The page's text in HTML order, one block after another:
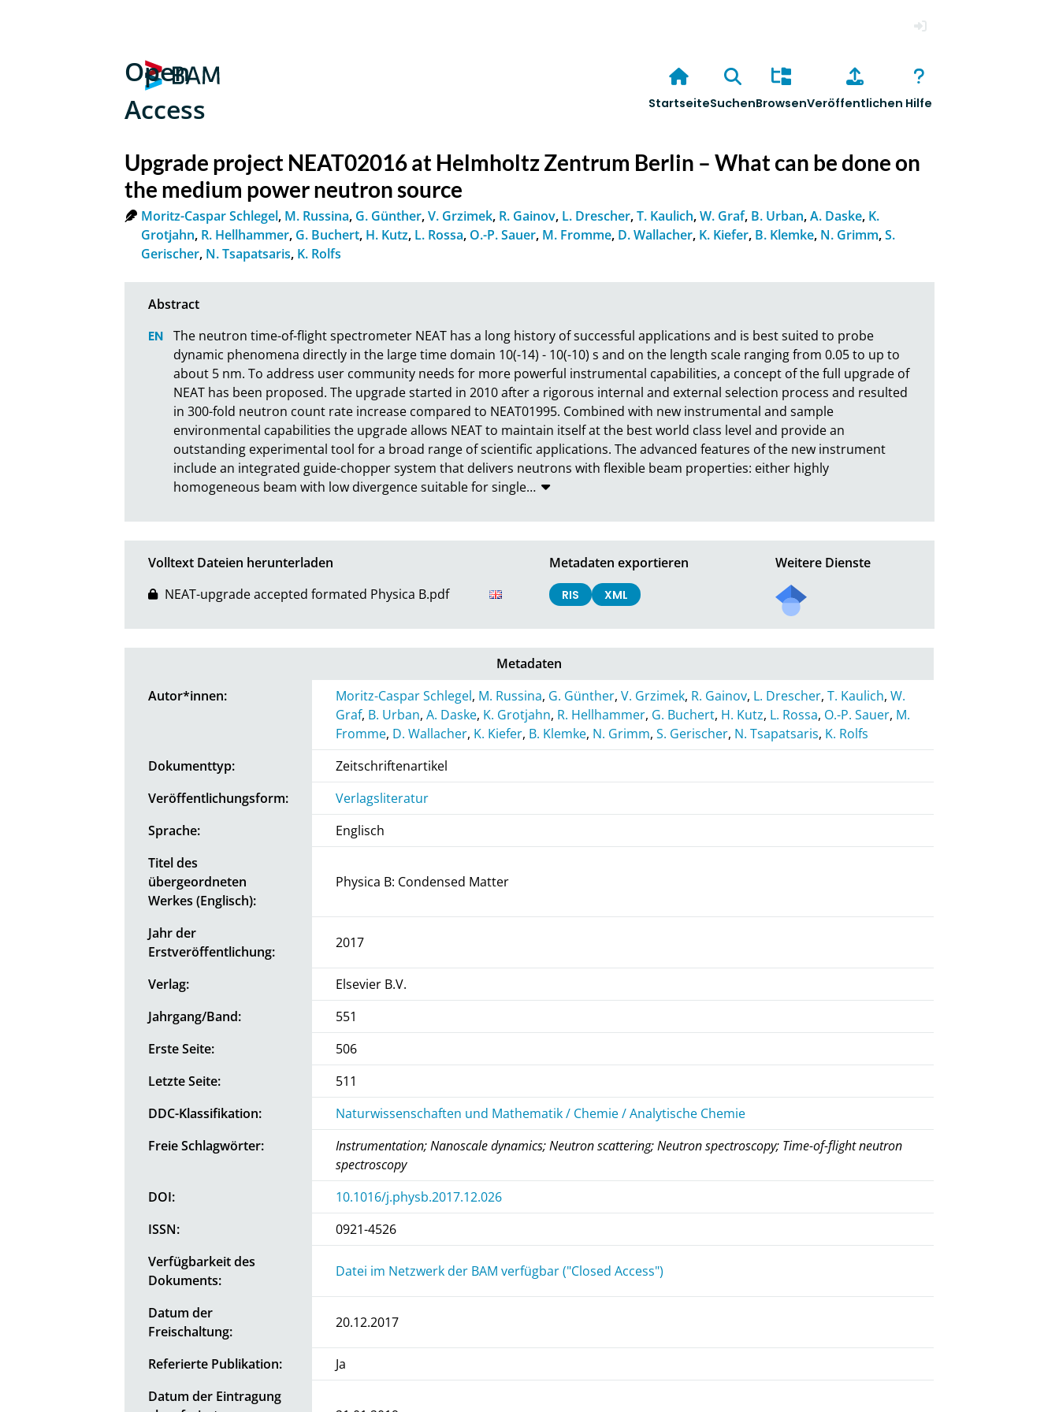
Open
Access
StartseiteSuchenBrowsenVeröffentlichen Hilfe
Upgrade project NEAT02016 at Helmholtz Zentrum Berlin – What can be done on
the medium power neutron source
Moritz-Caspar Schlegel, M. Russina, G. Günther,V. Grzimek, R. Gainov, L. Drescher,T. Kaulich,W. Graf, B. Urban,A. Daske, K.
Grotjahn, R. Hellhammer, G. Buchert, H. Kutz, L. Rossa, O.-P. Sauer, M. Fromme, D. Wallacher, K. Kiefer, B. Klemke, N. Grimm,S.
Gerischer, N. Tsapatsaris, K. Rolfs
The neutron time-of-flight spectrometer NEAT has a long history of successful applications and is best suited to probe
dynamic phenomena directly in the large time domain 10(-14) - 10(-10) s and on the length scale ranging from 0.05 to up to
about 5 nm. To address user community needs for more powerful instrumental capabilities, a concept of the full upgrade of
NEAT has been proposed. The upgrade started in 2010 after a rigorous internal and external selection process and resulted
in 300-fold neutron count rate increase compared to NEAT01995. Combined with new instrumental and sample
environmental capabilities the upgrade allows NEAT to maintain itself at the best world class level and provide an
outstanding experimental tool for a broad range of scientific applications. The advanced features of the new instrument
include an integrated guide-chopper system that delivers neutrons with flexible beam properties: either highly
homogeneous beam with low divergence suitable for single…
Volltext Dateien herunterladen
NEAT-upgrade accepted formated Physica B.pdf
Metadaten exportieren
RIS XML
Weitere Dienste
Metadaten
Autor*innen:
Moritz-Caspar Schlegel, M. Russina, G. Günther,V. Grzimek, R. Gainov, L. Drescher,T. Kaulich,W.
Graf, B. Urban,A. Daske, K. Grotjahn, R. Hellhammer, G. Buchert, H. Kutz, L. Rossa, O.-P. Sauer, M.
Fromme, D. Wallacher, K. Kiefer, B. Klemke, N. Grimm,S. Gerischer, N. Tsapatsaris, K. Rolfs
Dokumenttyp:
Zeitschriftenartikel
Veröffentlichungsform:
Verlagsliteratur
Sprache:
Englisch
Titel des
übergeordneten
Werkes (Englisch):
Physica B: Condensed Matter
Jahr der
Erstveröffentlichung:
2017
Verlag:
Elsevier B.V.
Jahrgang/Band:
551
Erste Seite:
506
Letzte Seite:
511
DDC-Klassifikation:
Naturwissenschaften und Mathematik / Chemie / Analytische Chemie
Freie Schlagwörter:
Instrumentation; Nanoscale dynamics; Neutron scattering; Neutron spectroscopy; Time-of-flight neutron
spectroscopy
DOI:
10.1016/j.physb.2017.12.026
ISSN:
0921-4526
Verfügbarkeit des
Dokuments:
Datei im Netzwerk der BAM verfügbar ("Closed Access")
Datum der
Freischaltung:
20.12.2017
Referierte Publikation:
Ja
Datum der Eintragung